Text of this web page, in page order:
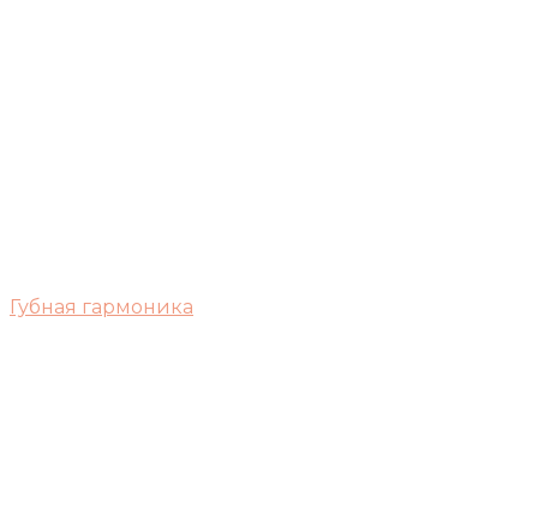
Губная гармоника